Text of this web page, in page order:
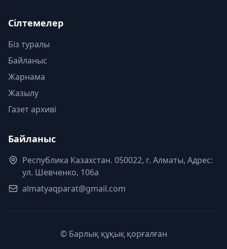
Сілтемелер
Біз туралы
Байланыс
Жарнама
Жазылу
Газет архиві
Байланыс
Республика Казахстан. 050022, г. Алматы, Адрес:
ул. Шевченко, 106а
almatyaqparat@gmail.com
© Барлық құқық қорғалған